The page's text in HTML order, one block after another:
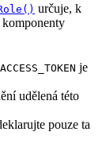
určuje, k
je
udělená této
pouze ta